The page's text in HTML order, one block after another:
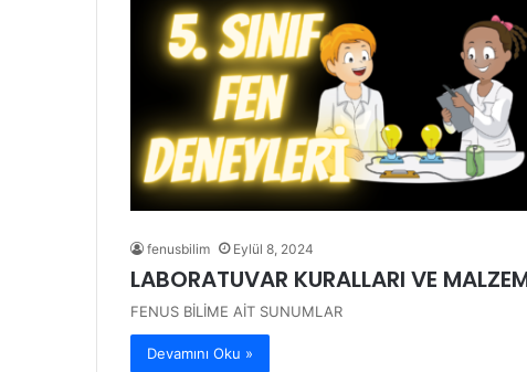
fenusbilim Eylül 8, 2024
LABORATUVAR KURALLARI VE
FENUS BİLİME AİT SUNUMLAR
Devamını Oku »